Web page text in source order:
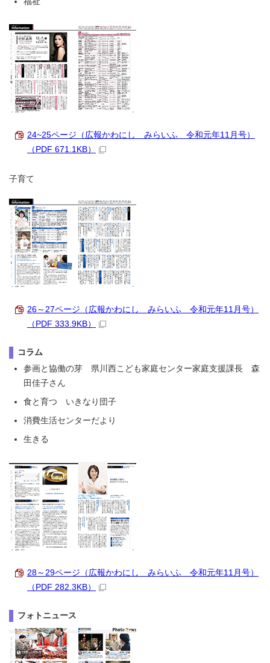
24~25ページ（広報かわにし みらいふ 令和元年11月号）
（PDF 671.1KB）
子育て
26～27ページ（広報かわにし みらいふ 令和元年11月号）
（PDF 333.9KB）
コラム
参画と協働の芽 県川西こども家庭センター家庭支援課長 森
田佳子さん
食と育つ いきなり団子
消費生活センターだより
生きる
28～29ページ（広報かわにし みらいふ 令和元年11月号）
（PDF 282.3KB）
フォトニュース